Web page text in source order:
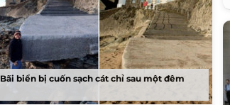
Bãi biển bị cuốn sạch cát chỉ sau một đêm